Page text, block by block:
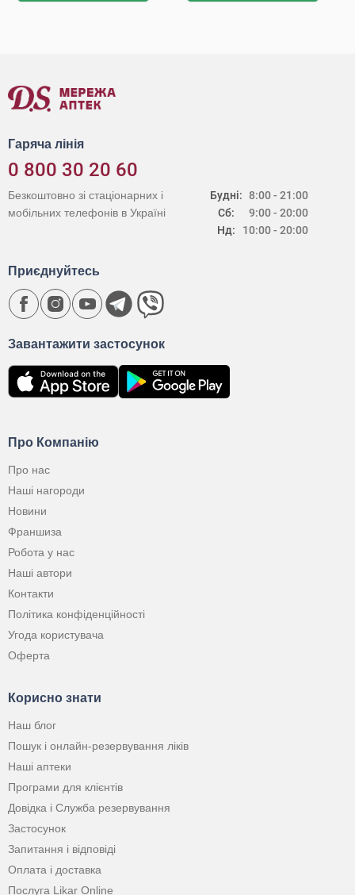
Гаряча лінія
0 800 30 20 60
Будні:
Сб:
Нд:
8:00 - 21:00
9:00 - 20:00
10:00 - 20:00
Безкоштовно зі стаціонарних і
мобільних телефонів в Україні
Про Компанію
Про нас
Наші нагороди
Новини
Франшиза
Робота у нас
Наші автори
Контакти
Політика конфіденційності
Угода користувача
Оферта
Корисно знати
Наш блог
Пошук і онлайн-резервування ліків
Наші аптеки
Програми для клієнтів
Довідка і Служба резервування
Застосунок
Запитання і відповіді
Оплата і доставка
Послуга Likar Online
Завантажити застосунок
Приєднуйтесь